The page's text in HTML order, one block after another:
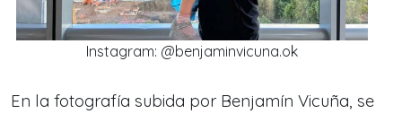
Instagram: @benjaminvicuna.ok
En la fotografía subida por Benjamín Vicuña, se